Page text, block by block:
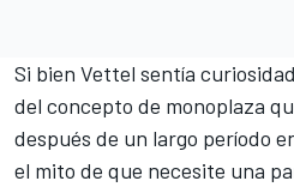
Si bien Vettel sentía
del concepto de monoplaza
después de un largo período
el mito de que necesite una